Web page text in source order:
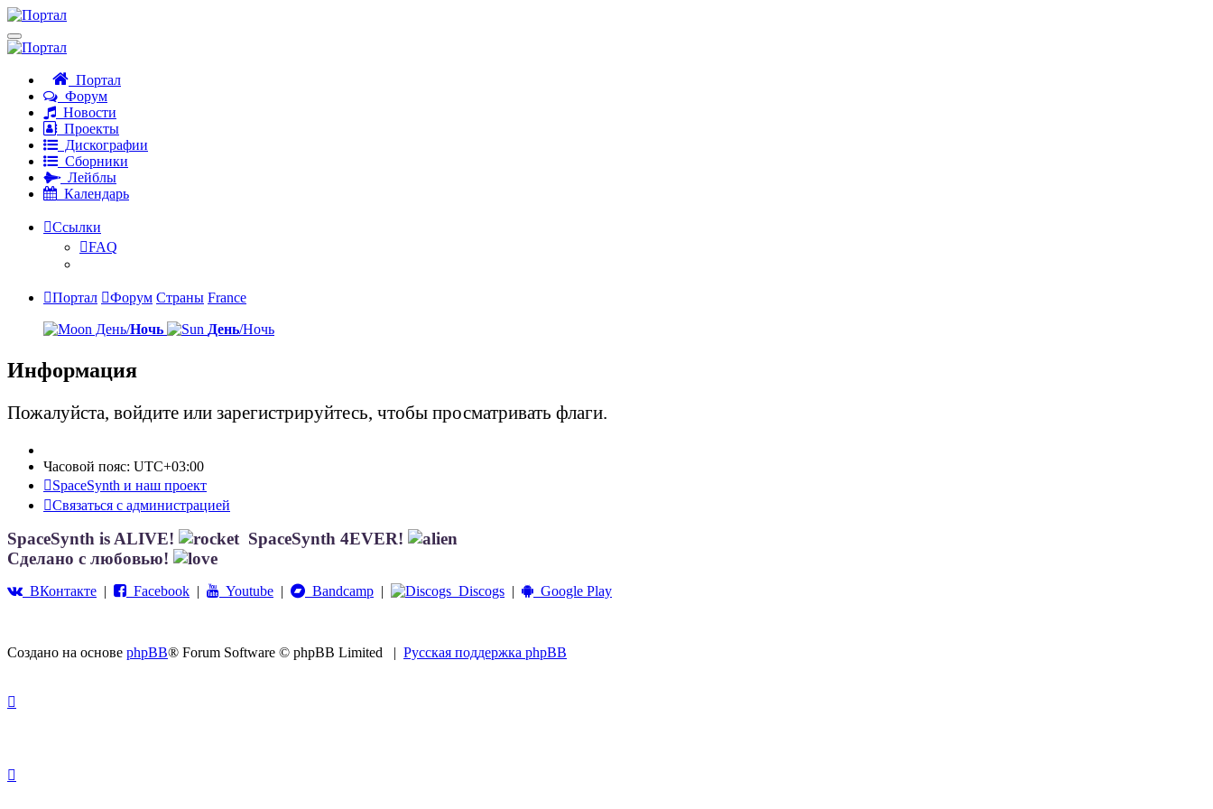
Портал
Форум
Новости
Проекты
Дискографии
Сборники
Лейблы
Календарь
Ссылки
FAQ
Портал Форум Страны France
День/Ночь День/Ночь
Информация
Пожалуйста, войдите или зарегистрируйтесь, чтобы просматривать флаги.
Часовой пояс: UTC+03:00
SpaceSynth и наш проект
Связаться с администрацией
SpaceSynth is ALIVE!
SpaceSynth 4EVER!
Сделано с любовью!
ВКонтакте | Facebook | Youtube | Bandcamp | Discogs | Google Play
Создано на основе phpBB® Forum Software © phpBB Limited | Русская поддержка phpBB